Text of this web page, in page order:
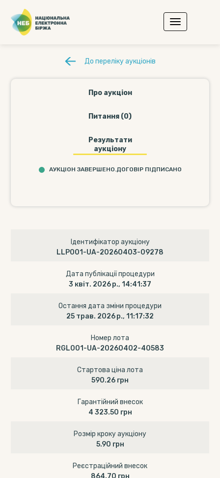
До переліку аукціонів
Про аукціон
Питання (0)
Результати
аукціону
АУКЦІОН ЗАВЕРШЕНО.ДОГОВІР ПІДПИСАНО
Ідентифікатор аукціону
LLP001-UA-20260403-09278
Дата публікації процедури
3 квіт. 2026 р., 14:41:37
Остання дата зміни процедури
25 трав. 2026 р., 11:17:32
Номер лота
RGL001-UA-20260402-40583
Стартова ціна лота
590.26 грн
Гарантійний внесок
4 323.50 грн
Розмір кроку аукціону
5.90 грн
Реєстраційний внесок
864.70 грн